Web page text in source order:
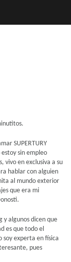
SUPERTURY
sin empleo
vivo en exclusiva a su
hablar con alguien
al mundo exterior
que era mi
y algunos dicen que
es que todo el
soy experta en física
pues